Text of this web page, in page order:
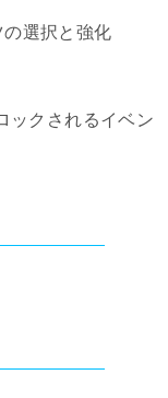
選択と強化
ックされるイベン